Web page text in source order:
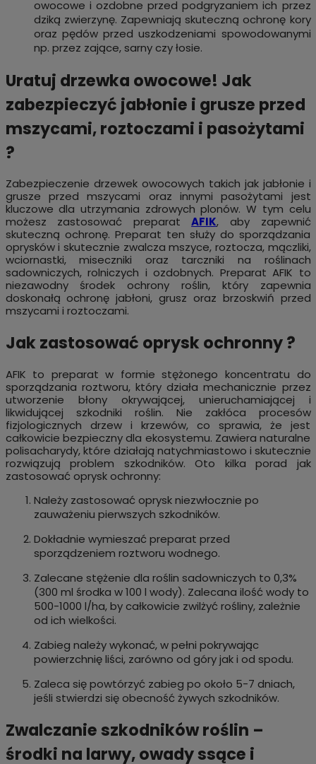
owocowe i ozdobne przed podgryzaniem ich przez
dziką zwierzynę. Zapewniają skuteczną ochronę kory
oraz pędów przed uszkodzeniami spowodowanymi
np. przez zające, sarny czy łosie.
Uratuj drzewka owocowe! Jak
zabezpieczyć jabłonie i grusze przed
mszycami, roztoczami i pasożytami
?
Zabezpieczenie drzewek owocowych takich jak jabłonie i
grusze przed mszycami oraz innymi pasożytami jest
kluczowe dla utrzymania zdrowych plonów. W tym celu
możesz zastosować preparatAFIK, aby zapewnić
skuteczną ochronę. Preparat ten służy do sporządzania
oprysków i skutecznie zwalcza mszyce, roztocza, mączliki,
wciornastki, miseczniki oraz tarczniki na roślinach
sadowniczych, rolniczych i ozdobnych. Preparat AFIK to
niezawodny środek ochrony roślin, który zapewnia
doskonałą ochronę jabłoni, grusz oraz brzoskwiń przed
mszycami i roztoczami.
Jak zastosować oprysk ochronny ?
AFIK to preparat w formie stężonego koncentratu do
sporządzania roztworu, który działa mechanicznie przez
utworzenie błony okrywającej, unieruchamiającej i
likwidującej szkodniki roślin. Nie zakłóca procesów
fizjologicznych drzew i krzewów, co sprawia, że jest
całkowicie bezpieczny dla ekosystemu. Zawiera naturalne
polisacharydy, które działają natychmiastowo i skutecznie
rozwiązują problem szkodników. Oto kilka porad jak
zastosować oprysk ochronny:
Należy zastosować oprysk niezwłocznie po
zauważeniu pierwszych szkodników.
Dokładnie wymieszać preparat przed
sporządzeniem roztworu wodnego.
Zalecane stężenie dla roślin sadowniczych to 0,3%
(300 ml środka w 100 l wody). Zalecana ilość wody to
500-1000 l/ha, by całkowicie zwilżyć rośliny, zależnie
od ich wielkości.
Zabieg należy wykonać, w pełni pokrywając
powierzchnię liści, zarówno od góry jak i od spodu.
Zaleca się powtórzyć zabieg po około 5-7 dniach,
jeśli stwierdzi się obecność żywych szkodników.
Zwalczanie szkodników roślin –
środki na larwy, owady ssące i